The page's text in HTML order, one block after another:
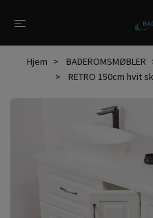
Hjem BADEROMSMØBLER
RETRO 150cm hvit